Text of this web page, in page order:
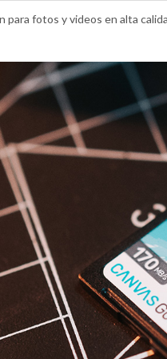
para fotos y videos en alta